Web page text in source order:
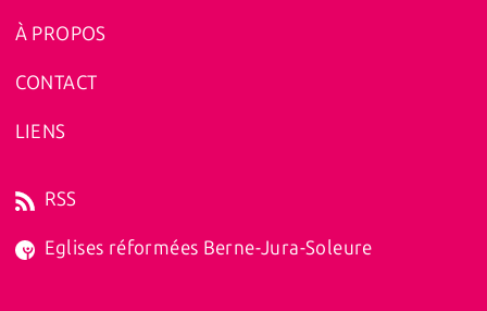
À PROPOS
CONTACT
LIENS
RSS
Eglises réformées Berne-Jura-Soleure